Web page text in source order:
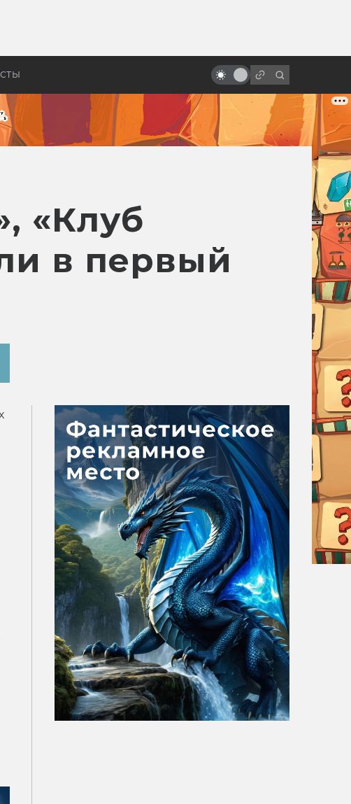
хочу быть как Кристофер Ли
«Клуб
в первый